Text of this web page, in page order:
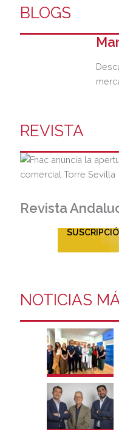
BLOGS
REVISTA
Revista
NOTICIAS